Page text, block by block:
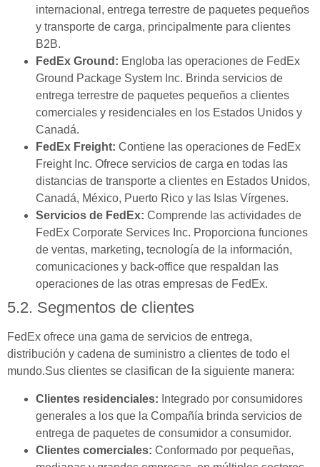
internacional, entrega terrestre de paquetes pequeños
y transporte de carga, principalmente para clientes
B2B.
FedEx Ground: Engloba las operaciones de FedEx
Ground Package System Inc. Brinda servicios de
entrega terrestre de paquetes pequeños a clientes
comerciales y residenciales en los Estados Unidos y
Canadá.
FedEx Freight: Contiene las operaciones de FedEx
Freight Inc. Ofrece servicios de carga en todas las
distancias de transporte a clientes en Estados Unidos,
Canadá, México, Puerto Rico y las Islas Vírgenes.
Servicios de FedEx: Comprende las actividades de
FedEx Corporate Services Inc. Proporciona funciones
de ventas, marketing, tecnología de la información,
comunicaciones y back-office que respaldan las
operaciones de las otras empresas de FedEx.
5.2. Segmentos de clientes
FedEx ofrece una gama de servicios de entrega,
distribución y cadena de suministro a clientes de todo el
mundo.Sus clientes se clasifican de la siguiente manera:
Clientes residenciales: Integrado por consumidores
generales a los que la Compañía brinda servicios de
entrega de paquetes de consumidor a consumidor.
Clientes comerciales: Conformado por pequeñas,